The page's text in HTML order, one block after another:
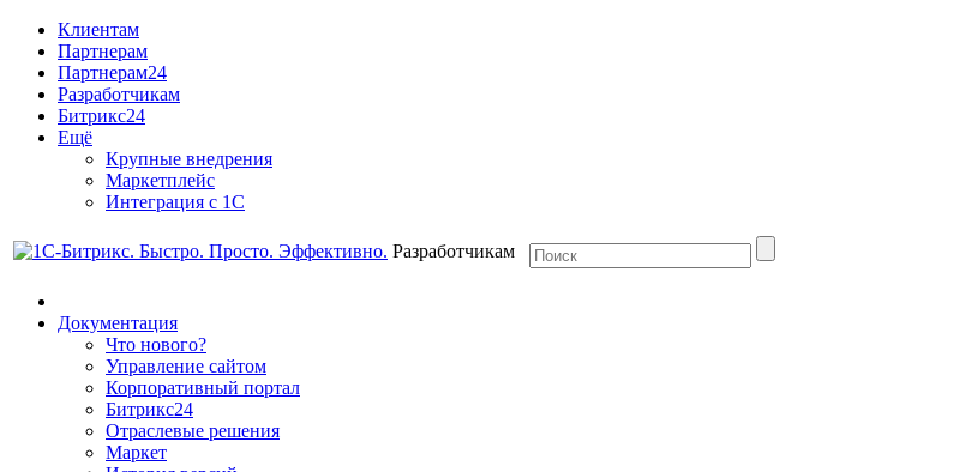
Клиентам
Партнерам
Партнерам24
Разработчикам
Битрикс24
Ещё
Крупные внедрения
Маркетплейс
Интеграция с 1С
Разработчикам
Документация
Что нового?
Управление сайтом
Корпоративный портал
Битрикс24
Отраслевые решения
Маркет